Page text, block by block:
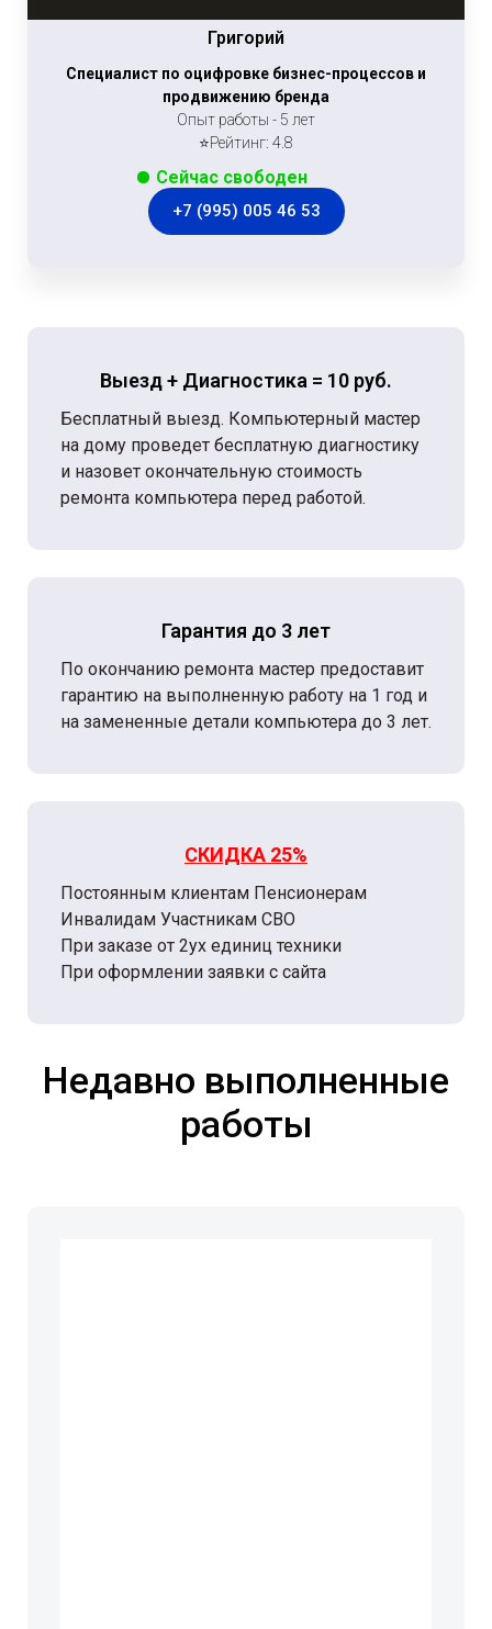
Григорий
Специалист по оцифровке бизнес-процессов и
продвижению бренда
Опыт работы - 5 лет
⭐Рейтинг: 4.8
Сейчас свободен
+7 (995) 005 46 53
Выезд + Диагностика = 10 руб.
Бесплатный выезд. Компьютерный мастер
на дому проведет бесплатную диагностику
и назовет окончательную стоимость
ремонта компьютера перед работой.
Гарантия до 3 лет
По окончанию ремонта мастер предоставит
гарантию на выполненную работу на 1 год и
на замененные детали компьютера до 3 лет.
СКИДКА 25%
Постоянным клиентам Пенсионерам
Инвалидам Участникам СВО
При заказе от 2ух единиц техники
При оформлении заявки с сайта
Недавно выполненные
работы